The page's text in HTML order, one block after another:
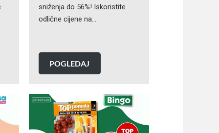
sniženja do 56%! Iskoristite
odlične cijene na…
POGLEDAJ